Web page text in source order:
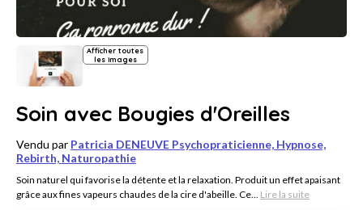
Afficher toutes
les images
Soin avec Bougies d'Oreilles
Vendu par Patricia DENEUVE Psychopraticienne, Hypnose,
Rebirth, Naturopathie
Soin naturel qui favorise la détente et la relaxation. Produit un effet apaisant
grâce aux fines vapeurs chaudes de la cire d'abeille. Ce... Lire la suite